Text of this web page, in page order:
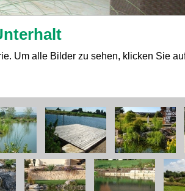
Um alle Bilder zu sehen, klicken Sie